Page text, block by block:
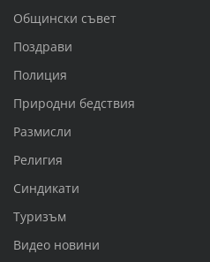
Общински съвет
Поздрави
Полиция
Природни бедствия
Размисли
Религия
Синдикати
Туризъм
Видео новини